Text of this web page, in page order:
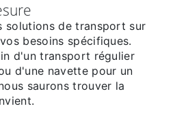
solutions de transport sur
besoins spécifiques.
d'un transport régulier
d'une navette pour un
saurons trouver la